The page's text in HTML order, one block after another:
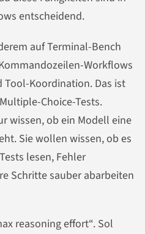
entscheidend.
auf Terminal-Bench
Workflows
Koordination. Das ist
Choice-Tests.
wissen, ob ein Modell eine
Sie wollen wissen, ob es
lesen, Fehler
Schritte sauber abarbeiten
reasoning effort“. Sol